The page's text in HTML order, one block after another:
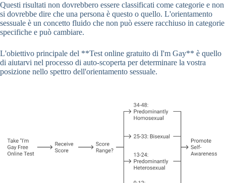
Questi risultati non dovrebbero essere classificati come categorie e non
si dovrebbe dire che una persona è questo o quello. L'orientamento
sessuale è un concetto fluido che non può essere racchiuso in categorie
specifiche e può cambiare.
L'obiettivo principale del **Test online gratuito di I'm Gay** è quello
di aiutarvi nel processo di auto-scoperta per determinare la vostra
posizione nello spettro dell'orientamento sessuale.